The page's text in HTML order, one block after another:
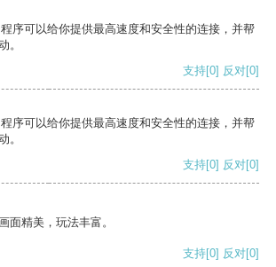
序可以给你提供最高速度和安全性的连接，并帮
。
支持[0] 反对[0]
序可以给你提供最高速度和安全性的连接，并帮
。
支持[0] 反对[0]
面精美，玩法丰富。
支持[0] 反对[0]